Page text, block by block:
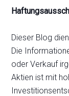
Dieser Blog
Die
oder Verkauf
Aktien ist mit